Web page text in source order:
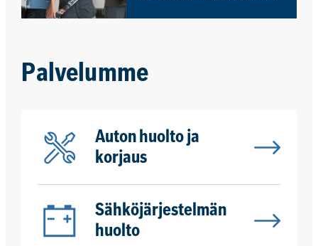
aitoja osia tai korkealaatuisia
Palvelumme
Auton huolto ja
korjaus
Sähköjärjestelmän
huolto